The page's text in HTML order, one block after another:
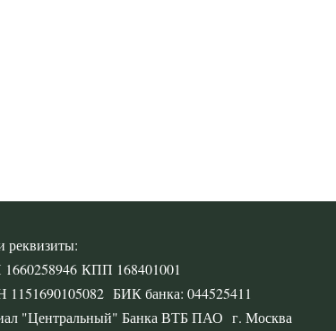
реквизиты:
КПП 168401001
1151690105082 БИК банка: 044525411
"Центральный" Банка ВТБ ПАО г. Москва